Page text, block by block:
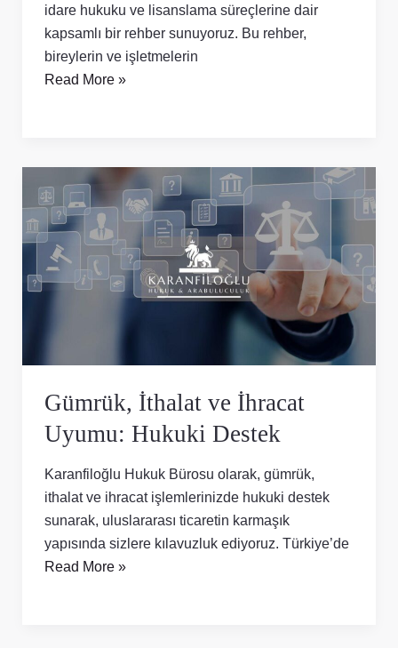
idare hukuku ve lisanslama süreçlerine dair
kapsamlı bir rehber sunuyoruz. Bu rehber,
bireylerin ve işletmelerin
Read More »
Gümrük, İthalat ve İhracat
Uyumu: Hukuki Destek
Karanfiloğlu Hukuk Bürosu olarak, gümrük,
ithalat ve ihracat işlemlerinizde hukuki destek
sunarak, uluslararası ticaretin karmaşık
yapısında sizlere kılavuzluk ediyoruz. Türkiye’de
Gümrük,
İthalat
ve
İhracat
Uyumu:
Hukuki
Read More »